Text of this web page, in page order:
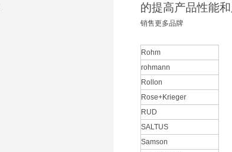
的提高产品性能和
销售更多品牌
Rohm
rohmann
Rollon
Rose+Krieger
RUD
SALTUS
Samson